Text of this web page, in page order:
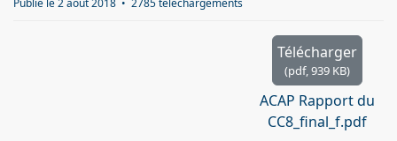
Publié le 2 août 2018 2785 téléchargements
Télécharger
(pdf,939 KB)
ACAP Rapport du
CC8_final_f.pdf